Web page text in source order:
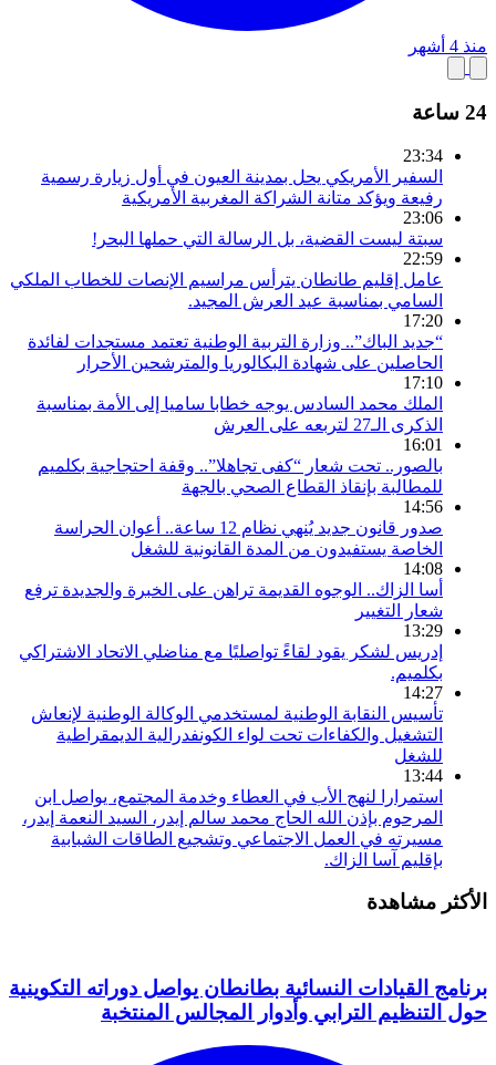
منذ 4 أشهر
24 ساعة
23:34
السفير الأمريكي يحل بمدينة العيون في أول زيارة رسمية
رفيعة ويؤكد متانة الشراكة المغربية الأمريكية
23:06
سبتة ليست القضية، بل الرسالة التي حملها البحر!
22:59
عامل إقليم طانطان يترأس مراسيم الإنصات للخطاب الملكي
السامي بمناسبة عيد العرش المجيد.
17:20
“جديد الباك”.. وزارة التربية الوطنية تعتمد مستجدات لفائدة
الحاصلين على شهادة البكالوريا والمترشحين الأحرار
17:10
الملك محمد السادس يوجه خطابا ساميا إلى الأمة بمناسبة
الذكرى الـ27 لتربعه على العرش
16:01
بالصور.. تحت شعار “كفى تجاهلا”.. وقفة احتجاجية بكلميم
للمطالبة بإنقاذ القطاع الصحي بالجهة
14:56
صدور قانون جديد يُنهي نظام 12 ساعة.. أعوان الحراسة
الخاصة يستفيدون من المدة القانونية للشغل
14:08
أسا الزاك.. الوجوه القديمة تراهن على الخبرة والجديدة ترفع
شعار التغيير
13:29
إدريس لشكر يقود لقاءً تواصليًا مع مناضلي الاتحاد الاشتراكي
بكلميم.
14:27
تأسيس النقابة الوطنية لمستخدمي الوكالة الوطنية لإنعاش
التشغيل والكفاءات تحت لواء الكونفدرالية الديمقراطية
للشغل
13:44
استمرارا لنهج الأب في العطاء وخدمة المجتمع، يواصل ابن
المرحوم بإذن الله الحاج محمد سالم إيدر، السيد النعمة إيدر،
مسيرته في العمل الاجتماعي وتشجيع الطاقات الشبابية
بإقليم آسا الزاك.
الأكثر مشاهدة
برنامج القيادات النسائية بطانطان يواصل دوراته التكوينية
حول التنظيم الترابي وأدوار المجالس المنتخبة